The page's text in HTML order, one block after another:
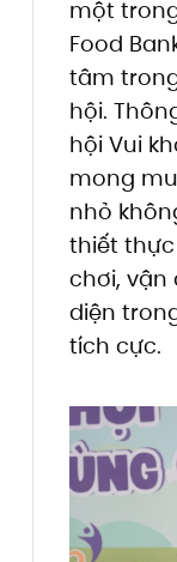
một
Food
tâm
hội.
hội Vui
mong
nhỏ
thiết
chơi, vận
diện
tích cực.